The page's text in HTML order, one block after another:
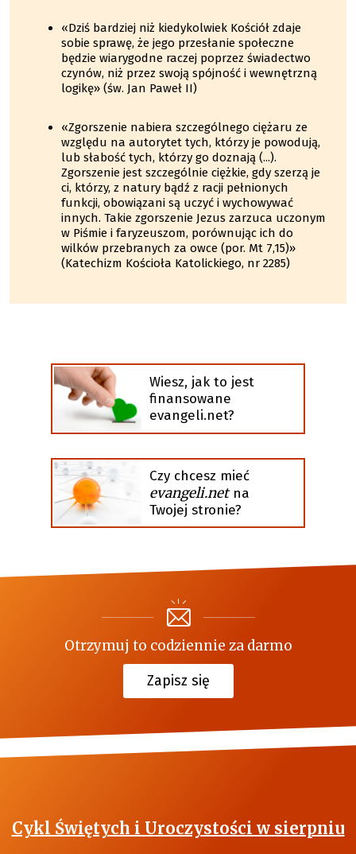
«Dziś bardziej niż kiedykolwiek Kościół zdaje
sobie sprawę, że jego przesłanie społeczne
będzie wiarygodne raczej poprzez świadectwo
czynów, niż przez swoją spójność i wewnętrzną
logikę» (św. Jan Paweł II)
«Zgorszenie nabiera szczególnego ciężaru ze
względu na autorytet tych, którzy je powodują,
lub słabość tych, którzy go doznają (...).
Zgorszenie jest szczególnie ciężkie, gdy szerzą je
ci, którzy, z natury bądź z racji pełnionych
funkcji, obowiązani są uczyć i wychowywać
innych. Takie zgorszenie Jezus zarzuca uczonym
w Piśmie i faryzeuszom, porównując ich do
wilków przebranych za owce (por. Mt 7,15)»
(Katechizm Kościoła Katolickiego, nr 2285)
Wiesz, jak to jest
finansowane
evangeli.net?
Czy chcesz mieć
evangeli.netna
Twojej stronie?
Otrzymuj to codziennie za darmo
Zapisz się
Cykl Świętych i Uroczystości w sierpniu